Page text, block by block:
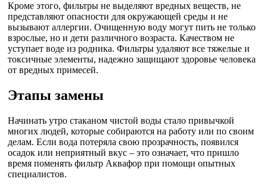
Кроме этого, фильтры не выделяют вредных веществ, не
представляют опасности для окружающей среды и не
вызывают аллергии. Очищенную воду могут пить не только
взрослые, но и дети различного возраста. Качеством не
уступает воде из родника. Фильтры удаляют все тяжелые и
токсичные элементы, надежно защищают здоровье человека
от вредных примесей.
Этапы замены
Начинать утро стаканом чистой воды стало привычкой
многих людей, которые собираются на работу или по своим
делам. Если вода потеряла свою прозрачность, появился
осадок или неприятный вкус – это означает, что пришло
время поменять фильтр Аквафор при помощи опытных
специалистов.